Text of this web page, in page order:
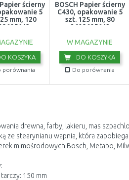
ścierny
5
mm, 120
KOSZYKA
porównania
BOSCH Papier ścierny
C430, opakowanie 5
szt. 125 mm, 80
2608605642
W MAGAZYNIE
DO KOSZYKA
Do porównania
drewna, farby, lakieru, mas
ze stearynianu wapnia, która
mimośrodowych Bosch, Metabo,
tarczy: 150 mm